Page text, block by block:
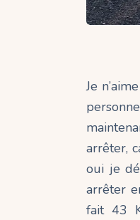
Je
arrêter,
oui je
arrêter
fait 43